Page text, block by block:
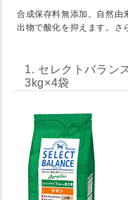
合成保存料無添加。自然由
出物で酸化を抑えます。さ
1. セレクトバラン
3kg×4袋